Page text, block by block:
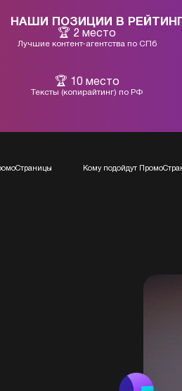
НАШИ ПОЗИЦИИ В
2 место
Лучшие контент-агентства по СПб
10 место
Тексты (копирайтинг) по РФ
Кому подойдут